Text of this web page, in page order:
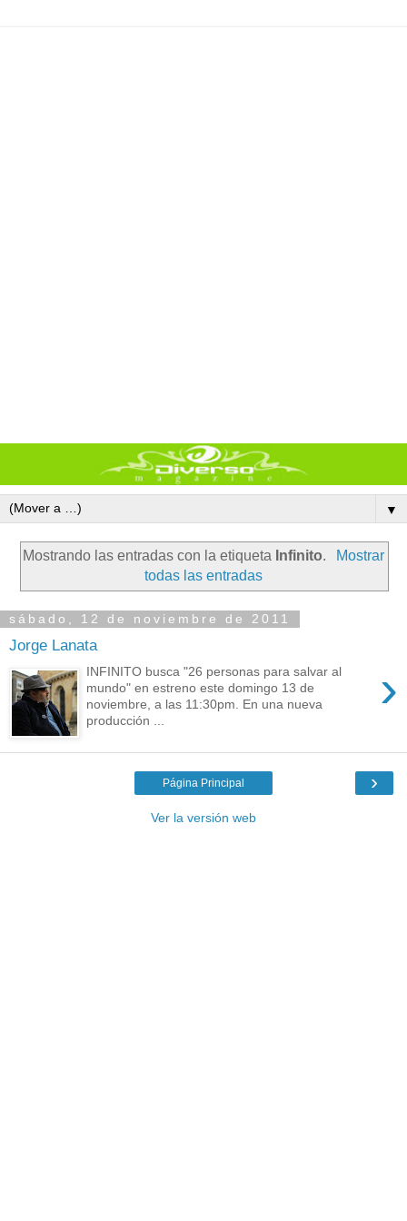
▼
Mostrando las entradas con la etiqueta Infinito.
Mostrar
todas las entradas
sábado, 12 de noviembre de 2011
Jorge Lanata
›
INFINITO busca "26 personas para salvar al
mundo" en estreno este domingo 13 de
noviembre, a las 11:30pm. En una nueva
producción ...
›
Página Principal
Ver la versión web